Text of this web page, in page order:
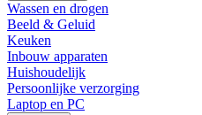
Wassen en drogen
Beeld & Geluid
Keuken
Inbouw apparaten
Huishoudelijk
Persoonlijke verzorging
Laptop en PC